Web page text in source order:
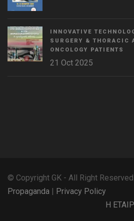
INNOVATIVE
SURGERY & THORACIC
ONCOLOGY PATIENTS
21 Oct 2025
© Copyright GK - All Right
Propaganda
Privacy Policy
Η